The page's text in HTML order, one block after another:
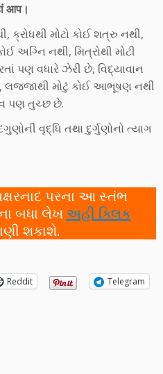
आप।
ક્રોધથી મોટો કોઈ શત્રુ નથી,
અગ્નિ નથી, મિત્રોથી મોટી
પણ વધારે ઝેરી છે, વિદ્યાવાન
લજ્જાથી મોટું કોઈ આભૂષણ નથી
પણ તુચ્છ છે.
વૃદ્ધિ તથા દુર્ગુણોનો ત્યાગ
પરના આ સ્તંભ
બધા લેખ અહીં ક્લિક
શકાશે.
Reddit
Telegram